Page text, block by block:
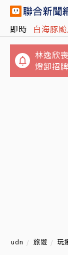
即時 白海豚
林逸欣
燈卸招
udn 旅遊 玩